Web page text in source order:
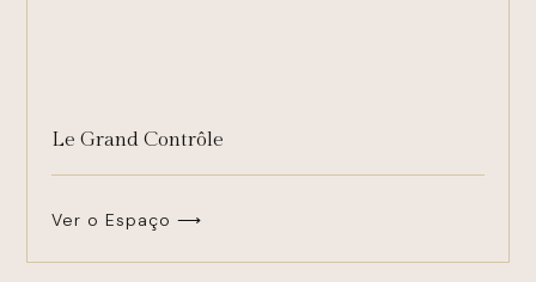
Le Grand Contrôle
Ver o Espaço ⟶